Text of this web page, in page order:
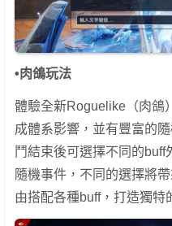
•肉鴿玩法
體驗全新Roguelike（肉鴿
成體系影響，並有豐富的
鬥結束後可選擇不同的
隨機事件，不同的選擇將
由搭配各種buff，打造獨特